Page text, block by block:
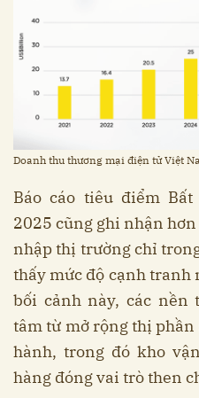
Doanh thu thương mại điện tử Việt
Báo cáo tiêu điểm
2025 cũng ghi nhận
nhập thị trường chỉ
thấy mức độ cạnh tranh
bối cảnh này, các nền
tâm từ mở rộng thị
hành, trong đó kho
hàng đóng vai trò then